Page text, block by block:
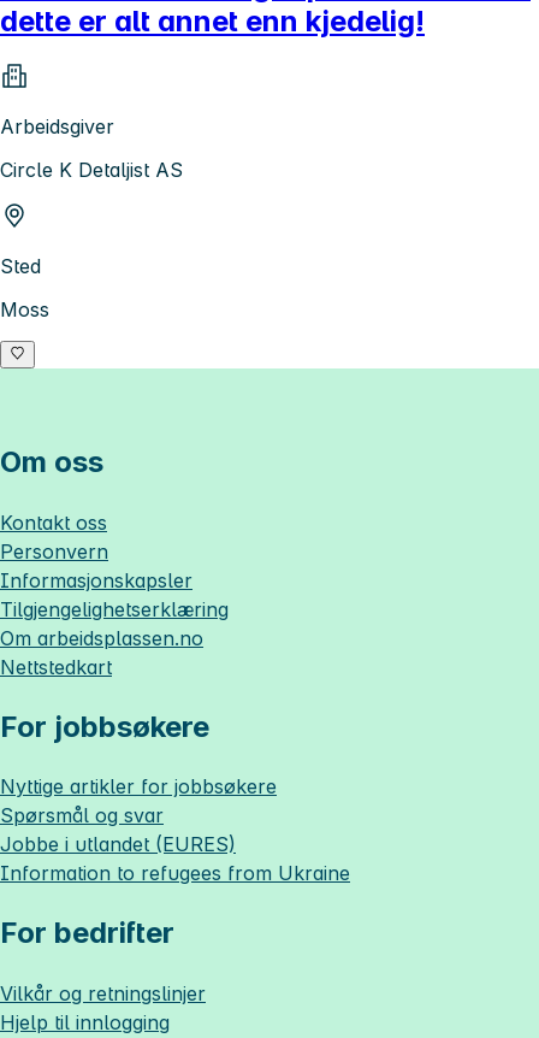
dette er alt annet enn kjedelig!
Arbeidsgiver
Circle K Detaljist AS
Sted
Moss
Om oss
Kontakt oss
Personvern
Informasjonskapsler
Tilgjengelighetserklæring
Om arbeidsplassen.no
Nettstedkart
For jobbsøkere
Nyttige artikler for jobbsøkere
Spørsmål og svar
Jobbe i utlandet (EURES)
Information to refugees from Ukraine
For bedrifter
Vilkår og retningslinjer
Hjelp til innlogging